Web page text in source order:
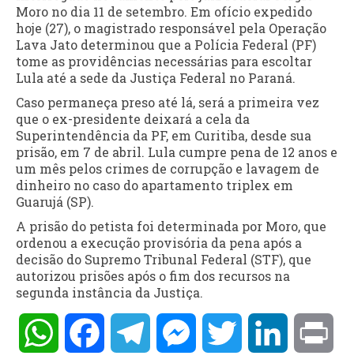
Moro no dia 11 de setembro. Em ofício expedido
hoje (27), o magistrado responsável pela Operação
Lava Jato determinou que a Polícia Federal (PF)
tome as providências necessárias para escoltar
Lula até a sede da Justiça Federal no Paraná.
Caso permaneça preso até lá, será a primeira vez
que o ex-presidente deixará a cela da
Superintendência da PF, em Curitiba, desde sua
prisão, em 7 de abril. Lula cumpre pena de 12 anos e
um mês pelos crimes de corrupção e lavagem de
dinheiro no caso do apartamento triplex em
Guarujá (SP).
A prisão do petista foi determinada por Moro, que
ordenou a execução provisória da pena após a
decisão do Supremo Tribunal Federal (STF), que
autorizou prisões após o fim dos recursos na
segunda instância da Justiça.
WhatsAppFacebookTelegramMessengerTwitter LinkedIn